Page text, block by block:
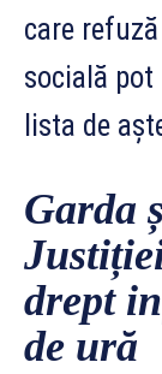
care
socială
lista de
Garda
drept
de ură